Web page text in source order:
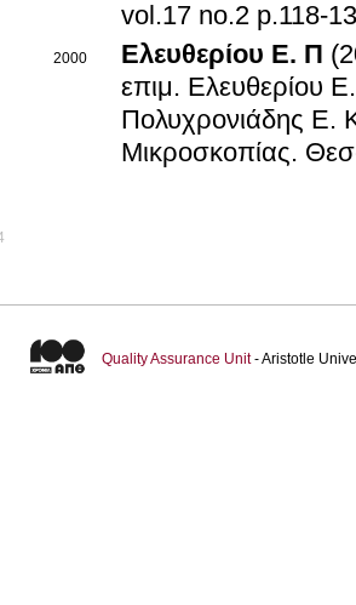
vol.17 no.2
2000 Ελευθερίου Ε. Π
επιμ. Ελευθερίου
Πολυχρονιάδης Ε.
Μικροσκοπίας.
Quality Assurance Unit- Aristotle